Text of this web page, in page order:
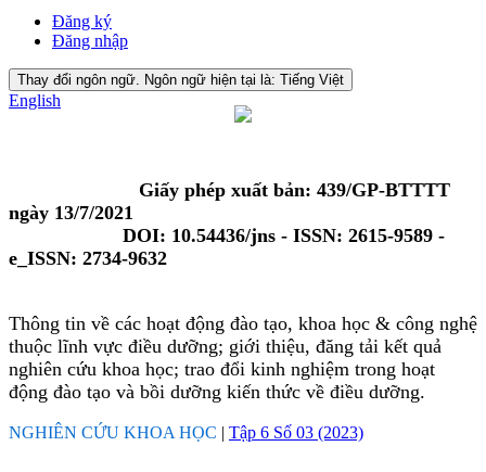
Đăng ký
Đăng nhập
Thay đổi ngôn ngữ. Ngôn ngữ hiện tại là: Tiếng Việt
English
Giấy phép xuất bản: 439/GP-BTTTT
ngày 13/7/2021
DOI: 10.54436/jns - ISSN: 2615-9589 -
e_ISSN: 2734-9632
Thông tin về các hoạt động đào tạo, khoa học & công nghệ
thuộc lĩnh vực điều dưỡng; giới thiệu, đăng tải kết quả
nghiên cứu khoa học; trao đổi kinh nghiệm trong hoạt
động đào tạo và bồi dưỡng kiến thức về điều dưỡng.
NGHIÊN CỨU KHOA HỌC | Tập 6 Số 03 (2023)